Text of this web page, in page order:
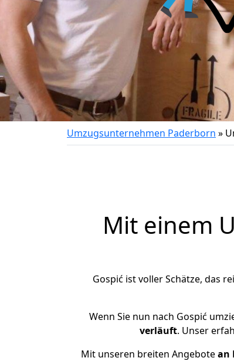
Umzugsunternehmen Paderborn »
Mit einem
Gospić ist voller Schätze, das
Wenn Sie nun nach Gospić
verläuft. Unser
Mit unseren breiten Angebotean